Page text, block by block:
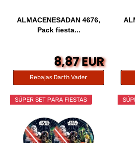
ALMACENESADAN 4676,
Pack fiesta...
8,87 EUR
Rebajas Darth Vader
SÚPER SET PARA FIESTAS